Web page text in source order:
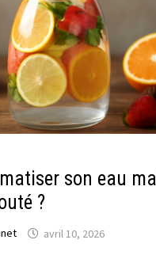
son eau
?
avril 10, 2026